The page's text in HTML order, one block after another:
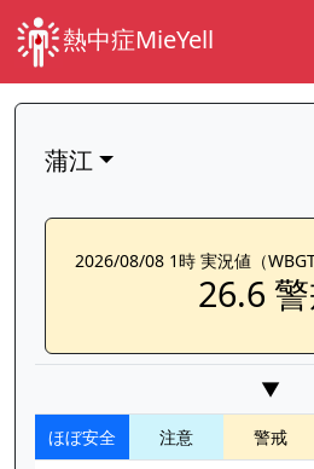
熱中症MieYell
蒲江
2026/08/08 1時 実況値（WBGT
26.6
▼
ほぼ安全 注意 警戒